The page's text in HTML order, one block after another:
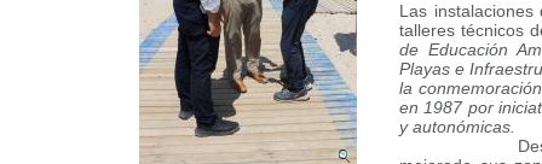
Las
talleres técnicos
de Educación
Playas e
la
en 1987 por
y autonómicas.
Desde ese